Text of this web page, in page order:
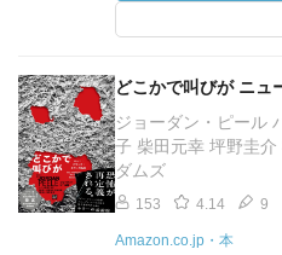
どこかで叫びが ニュ
ジョーダン・ピール
子 柴田元幸 坪野圭
ダムズ
153 4.14 9
Amazon.co.jp・本